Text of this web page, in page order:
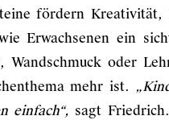
fördern Kreativität,
Erwachsenen ein
Wandschmuck oder
mehr ist.
einfach“, sagt Friedrich.